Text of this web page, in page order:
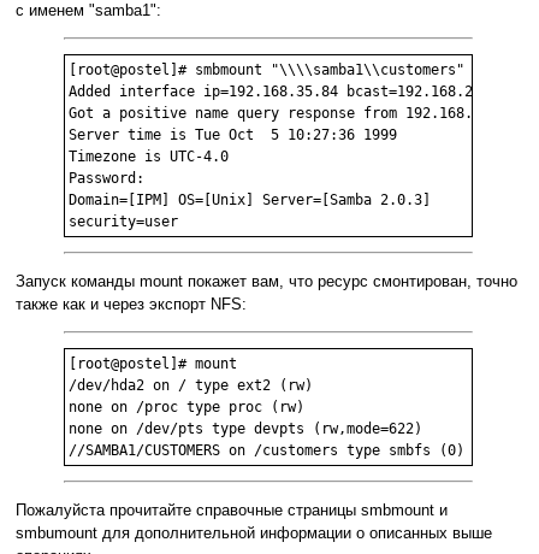
с именем "samba1":
[root@postel]# smbmount "\\\\samba1\\customers" -U
Added interface ip=192.168.35.84 bcast=192.168.255.255
Got a positive name query response from
Server time is Tue Oct  5 10:27:36 1999
Timezone is UTC-4.0
Password:
Domain=[IPM] OS=[Unix] Server=[Samba 2.0.3]
Запуск команды mount покажет вам, что ресурс смонтирован, точно
также как и через экспорт NFS:
/dev/hda2 on / type ext2 (rw)
none on /proc type proc (rw)
none on /dev/pts type devpts (rw,mode=622)
Пожалуйста прочитайте справочные страницы smbmount и
smbumount для дополнительной информации о описанных выше